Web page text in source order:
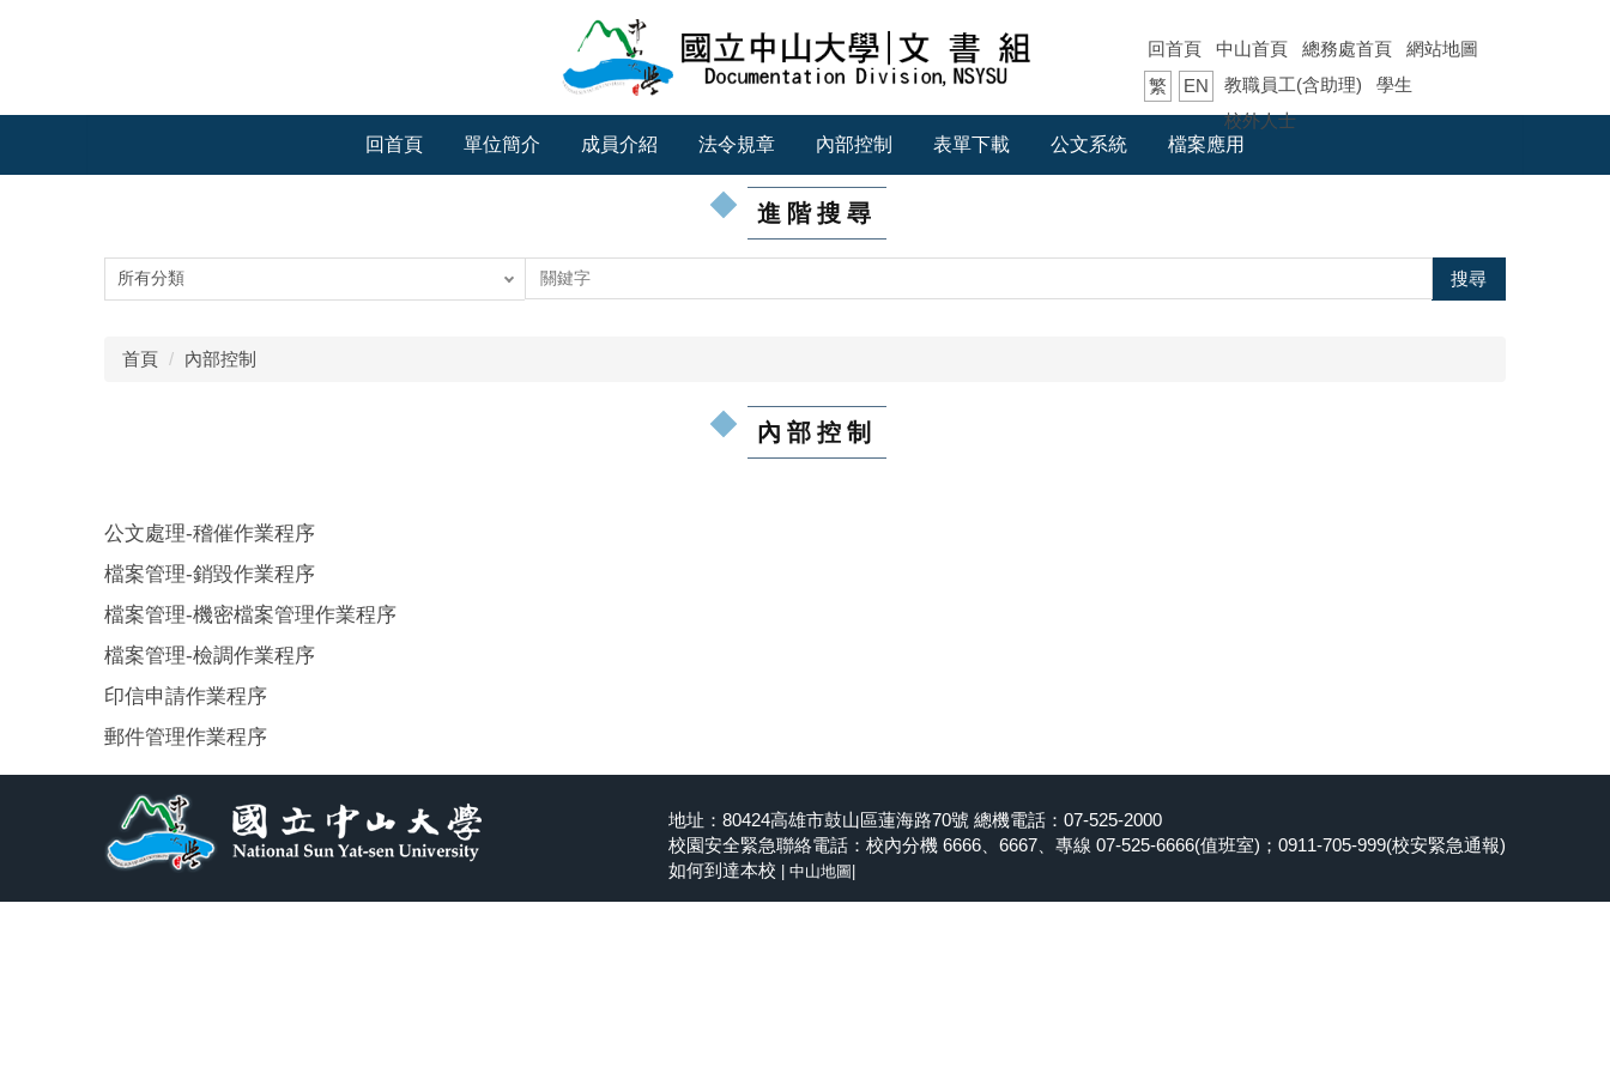
區
回首頁 中山首頁 總務處首頁
網站地圖
繁
EN 教職員工(含助理)
學生
校外人士
回首頁
單位簡介 成員介紹 法令規章 內部控制 表單下載 公文系統 檔案應用
進階搜尋
搜尋
首頁 內部控制
內部控制
公文處理-稽催作業程序
檔案管理-銷毀作業程序
檔案管理-機密檔案管理作業程序
檔案管理-檢調作業程序
印信申請作業程序
郵件管理作業程序
地址：80424高雄市鼓山區蓮海路70號 總機電話：07-525-2000
校園安全緊急聯絡電話：校內分機 6666、6667、專線 07-525-6666(值班室)；0911-705-999(校安緊急通報)
如何到達本校
中山地圖